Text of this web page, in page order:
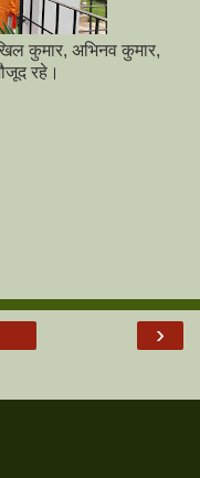
कुमार, अभिनव कुमार,
रहे।
›